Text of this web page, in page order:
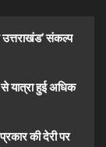
उत्तराखंड’ संकल्प
यात्रा हुई अधिक
की देरी पर